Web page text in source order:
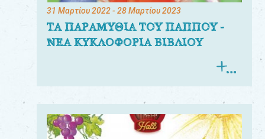
31 Μαρτίου 2022- 28 Μαρτίου 2023
ΤΑ ΠΑΡΑΜΥΘΙΑ ΤΟΥ ΠΑΠΠΟΥ -
ΝΕΑ ΚΥΚΛΟΦΟΡΙΑ ΒΙΒΛΙΟΥ